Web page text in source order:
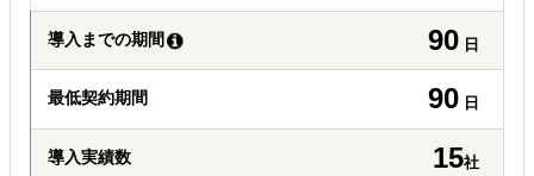
導入までの期間 90 日
最低契約期間 90 日
導入実績数 15社